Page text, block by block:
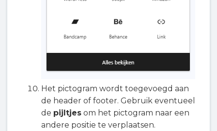
Het pictogram wordt toegevoegd aan
de header of footer. Gebruik eventueel
de pijltjes om het pictogram naar een
andere positie te verplaatsen.